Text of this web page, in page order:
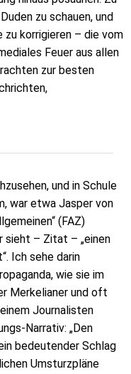
zu schauen, und
korrigieren – die vom
Feuer aus allen
zur besten
und in Schule
war etwa Jasper von
(FAZ)
sieht – Zitat – „einen
Ich sehe darin
wie sie im
Merkelianer und oft
Journalisten
Narrativ: „Den
bedeutender Schlag
Umsturzpläne